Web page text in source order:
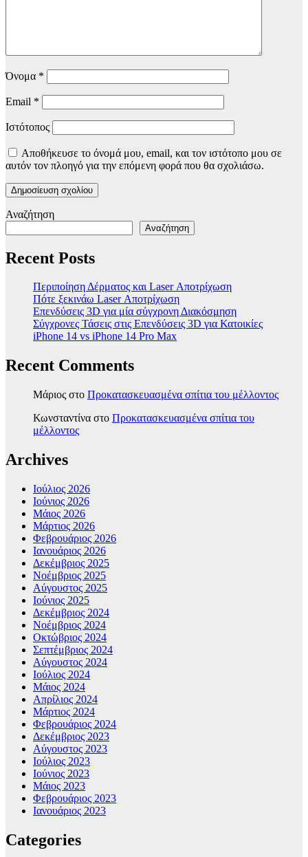
Όνομα *
Email *
Ιστότοπος
Αποθήκευσε το όνομά μου, email, και τον ιστότοπο μου σε
αυτόν τον πλοηγό για την επόμενη φορά που θα σχολιάσω.
Αναζήτηση
Αναζήτηση
Recent Posts
Περιποίηση Δέρματος και Laser Αποτρίχωση
Πότε ξεκινάω Laser Αποτρίχωση
Επενδύσεις 3D για μία σύγχρονη Διακόσμηση
Σύγχρονες Τάσεις στις Επενδύσεις 3D για Κατοικίες
iPhone 14 vs iPhone 14 Pro Max
Recent Comments
Μάριος στο Προκατασκευασμένα σπίτια του μέλλοντος
Κωνσταντίνα στο Προκατασκευασμένα σπίτια του
μέλλοντος
Archives
Ιούλιος 2026
Ιούνιος 2026
Μάιος 2026
Μάρτιος 2026
Φεβρουάριος 2026
Ιανουάριος 2026
Δεκέμβριος 2025
Νοέμβριος 2025
Αύγουστος 2025
Ιούνιος 2025
Δεκέμβριος 2024
Νοέμβριος 2024
Οκτώβριος 2024
Σεπτέμβριος 2024
Αύγουστος 2024
Ιούλιος 2024
Μάιος 2024
Απρίλιος 2024
Μάρτιος 2024
Φεβρουάριος 2024
Δεκέμβριος 2023
Αύγουστος 2023
Ιούλιος 2023
Ιούνιος 2023
Μάιος 2023
Φεβρουάριος 2023
Ιανουάριος 2023
Categories